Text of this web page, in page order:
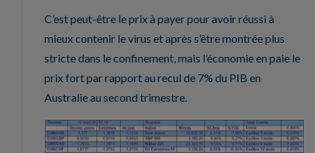
C’est peut-être le prix à payer pour avoir réussi à
mieux contenir le virus et après s’être montrée plus
stricte dans le confinement, mais l’économie en paie le
prix fort par rapport au recul de 7% du PIB en
Australie au second trimestre.